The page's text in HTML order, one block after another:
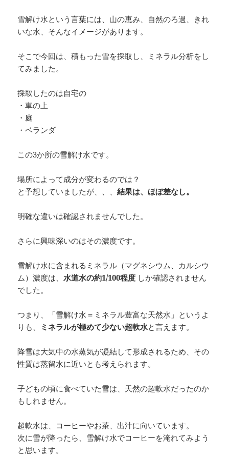
雪解け水という言葉には、山の恵み、自然のろ過、きれ
いな水、そんなイメージがあります。
そこで今回は、積もった雪を採取し、ミネラル分析をし
てみました。
採取したのは自宅の
・車の上
・庭
・ベランダ
この3か所の雪解け水です。
場所によって成分が変わるのでは？
と予想していましたが、、、結果は、ほぼ差なし。
明確な違いは確認されませんでした。
さらに興味深いのはその濃度です。
雪解け水に含まれるミネラル（マグネシウム、カルシウ
ム）濃度は、水道水の約1/100程度 しか確認されません
でした。
つまり、「雪解け水＝ミネラル豊富な天然水」というよ
りも、
ミネラルが極めて少ない超軟水と言えます。
降雪は大気中の水蒸気が凝結して形成されるため、その
性質は蒸留水に近いとも考えられます。
子どもの頃に食べていた雪は、天然の超軟水だったのか
もしれません。
超軟水は、コーヒーやお茶、出汁に向いています。
次に雪が降ったら、雪解け水でコーヒーを淹れてみよう
と思います。